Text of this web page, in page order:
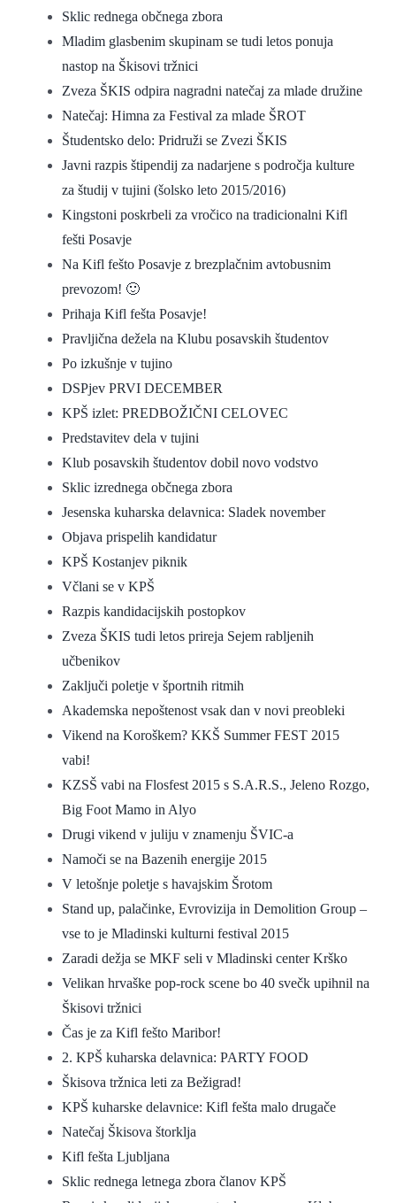
Sklic rednega občnega zbora
Mladim glasbenim skupinam se tudi letos ponuja
nastop na Škisovi tržnici
Zveza ŠKIS odpira nagradni natečaj za mlade družine
Natečaj: Himna za Festival za mlade ŠROT
Študentsko delo: Pridruži se Zvezi ŠKIS
Javni razpis štipendij za nadarjene s področja kulture
za študij v tujini (šolsko leto 2015/2016)
Kingstoni poskrbeli za vročico na tradicionalni Kifl
fešti Posavje
Na Kifl fešto Posavje z brezplačnim avtobusnim
prevozom! 🙂
Prihaja Kifl fešta Posavje!
Pravljična dežela na Klubu posavskih študentov
Po izkušnje v tujino
DSPjev PRVI DECEMBER
KPŠ izlet: PREDBOŽIČNI CELOVEC
Predstavitev dela v tujini
Klub posavskih študentov dobil novo vodstvo
Sklic izrednega občnega zbora
Jesenska kuharska delavnica: Sladek november
Objava prispelih kandidatur
KPŠ Kostanjev piknik
Včlani se v KPŠ
Razpis kandidacijskih postopkov
Zveza ŠKIS tudi letos prireja Sejem rabljenih
učbenikov
Zaključi poletje v športnih ritmih
Akademska nepoštenost vsak dan v novi preobleki
Vikend na Koroškem? KKŠ Summer FEST 2015
vabi!
KZSŠ vabi na Flosfest 2015 s S.A.R.S., Jeleno Rozgo,
Big Foot Mamo in Alyo
Drugi vikend v juliju v znamenju ŠVIC-a
Namoči se na Bazenih energije 2015
V letošnje poletje s havajskim Šrotom
Stand up, palačinke, Evrovizija in Demolition Group –
vse to je Mladinski kulturni festival 2015
Zaradi dežja se MKF seli v Mladinski center Krško
Velikan hrvaške pop-rock scene bo 40 svečk upihnil na
Škisovi tržnici
Čas je za Kifl fešto Maribor!
2. KPŠ kuharska delavnica: PARTY FOOD
Škisova tržnica leti za Bežigrad!
KPŠ kuharske delavnice: Kifl fešta malo drugače
Natečaj Škisova štorklja
Kifl fešta Ljubljana
Sklic rednega letnega zbora članov KPŠ